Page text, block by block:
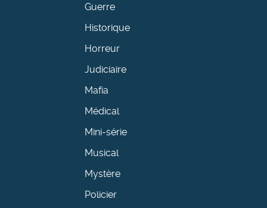
Guerre
Historique
Horreur
Judiciaire
Mafia
Médical
Mini-série
Musical
Mystère
Policier